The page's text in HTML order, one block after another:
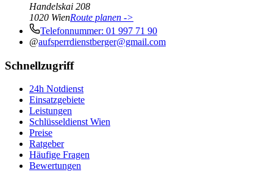
Handelskai 208
1020 WienRoute planen ->
Telefonnummer: 01 997 71 90
@aufsperrdienstberger@gmail.com
Schnellzugriff
24h Notdienst
Einsatzgebiete
Leistungen
Schlüsseldienst Wien
Preise
Ratgeber
Häufige Fragen
Bewertungen